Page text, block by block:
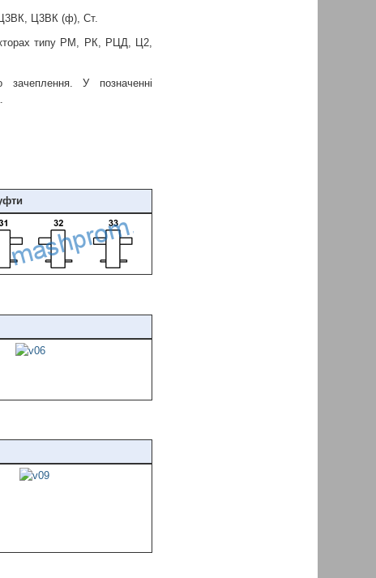
Ц3ВК (ф), Ст.
типу РМ, РК, РЦД, Ц2,
У позначенні